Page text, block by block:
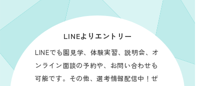
LINEよりエントリー
LINEでも園見学、体験実習、説明会、オ
ンライン面談の予約や、お問い合わせも
可能です。その他、選考情報配信中！ぜ